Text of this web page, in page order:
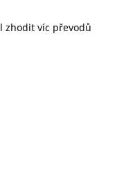
zhodit víc převodů